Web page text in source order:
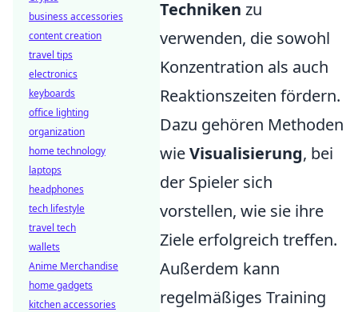
Techniken zu
verwenden, die sowohl
Konzentration als auch
Reaktionszeiten fördern.
Dazu gehören Methoden
wieVisualisierung, bei
der Spieler sich
vorstellen, wie sie ihre
Ziele erfolgreich treffen.
Außerdem kann
regelmäßiges Training
business accessories
content creation
travel tips
electronics
keyboards
office lighting
organization
home technology
laptops
headphones
tech lifestyle
travel tech
wallets
Anime Merchandise
home gadgets
kitchen accessories